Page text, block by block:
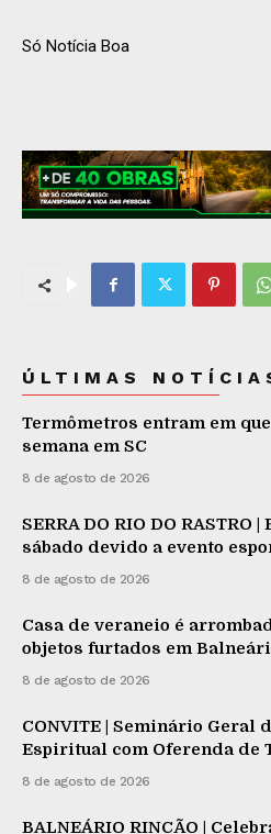
Só Notícia Boa
ÚLTIMAS
Termômetros entram em
semana em SC
8 de agosto de 2026
SERRA DO RIO DO
sábado devido a evento
8 de agosto de 2026
Casa de veraneio é
objetos furtados em
8 de agosto de 2026
CONVITE | Seminário Geral
Espiritual com Oferenda de
8 de agosto de 2026
BALNEÁRIO RINCÃO |